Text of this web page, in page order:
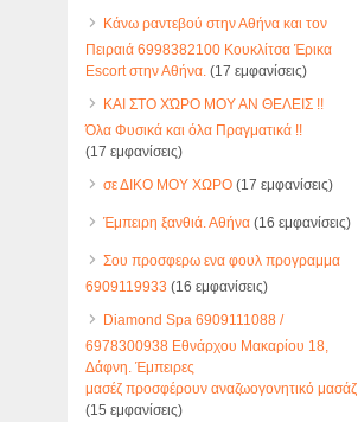
Κάνω ραντεβού στην Αθήνα και τον
Πειραιά 6998382100 Κουκλίτσα Έρικα
Escort στην Αθήνα.(17 εμφανίσεις)
ΚΑΙ ΣΤΟ ΧΏΡΟ ΜΟΥ ΑΝ ΘΕΛΕΙΣ !!
Όλα Φυσικά και όλα Πραγματικά !!
(17 εμφανίσεις)
σε ΔΙΚΟ ΜΟΥ ΧΩΡΟ(17 εμφανίσεις)
Έμπειρη ξανθιά. Αθήνα(16 εμφανίσεις)
Σου προσφερω ενα φουλ προγραμμα
6909119933 (16 εμφανίσεις)
Diamond Spa 6909111088 /
6978300938 Εθνάρχου Μακαρίου 18,
Δάφνη. Έμπειρες
μασέζ προσφέρουν αναζωογονητικό μασάζ
(15 εμφανίσεις)